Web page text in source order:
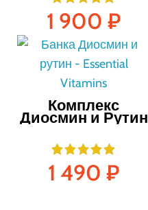
1 900 ₽
Комплекс
Диосмин и Рутин
60 таблеток
1 490 ₽